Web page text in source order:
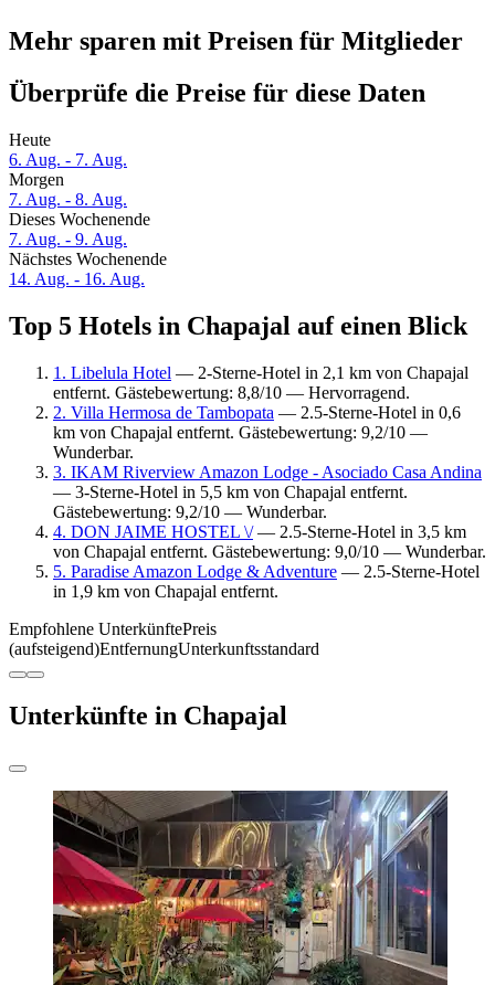
Mehr sparen mit Preisen für Mitglieder
Überprüfe die Preise für diese Daten
Heute
6. Aug. - 7. Aug.
Morgen
7. Aug. - 8. Aug.
Dieses Wochenende
7. Aug. - 9. Aug.
Nächstes Wochenende
14. Aug. - 16. Aug.
Top 5 Hotels in Chapajal auf einen Blick
1. Libelula Hotel — 2-Sterne-Hotel in 2,1 km von Chapajal
entfernt. Gästebewertung: 8,8/10 — Hervorragend.
2. Villa Hermosa de Tambopata — 2.5-Sterne-Hotel in 0,6
km von Chapajal entfernt. Gästebewertung: 9,2/10 —
Wunderbar.
3. IKAM Riverview Amazon Lodge - Asociado Casa Andina
— 3-Sterne-Hotel in 5,5 km von Chapajal entfernt.
Gästebewertung: 9,2/10 — Wunderbar.
4. DON JAIME HOSTEL \/— 2.5-Sterne-Hotel in 3,5 km
von Chapajal entfernt. Gästebewertung: 9,0/10 — Wunderbar.
5. Paradise Amazon Lodge & Adventure — 2.5-Sterne-Hotel
in 1,9 km von Chapajal entfernt.
Empfohlene UnterkünftePreis
(aufsteigend)EntfernungUnterkunftsstandard
Unterkünfte in Chapajal